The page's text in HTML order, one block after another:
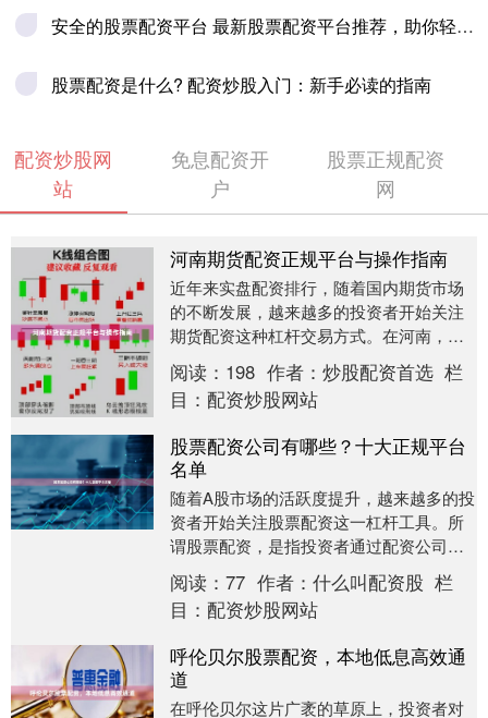
安全的股票配资平台 最新股票配资平台推荐，助你轻松配资理财
股票配资是什么? 配资炒股入门：新手必读的指南
配资炒股网
站
免息配资开
户
股票正规配资
网
河南期货配资正规平台与操作指南
近年来实盘配资排行，随着国内期货市场
的不断发展，越来越多的投资者开始关注
期货配资这种杠杆交易方式。在河南，期
货配资的需求也在逐步上升。然而，面对
市场上鱼龙混杂的....
阅读： 198 作者： 炒股配资首选 栏
目： 配资炒股网站
股票配资公司有哪些？十大正规平台
名单
随着A股市场的活跃度提升，越来越多的投
资者开始关注股票配资这一杠杆工具。所
谓股票配资，是指投资者通过配资公司获
得额外的资金用于股票交易，从而放大收
益。然而，市场....
阅读： 77 作者： 什么叫配资股 栏
目： 配资炒股网站
呼伦贝尔股票配资，本地低息高效通
道
在呼伦贝尔这片广袤的草原上，投资者对